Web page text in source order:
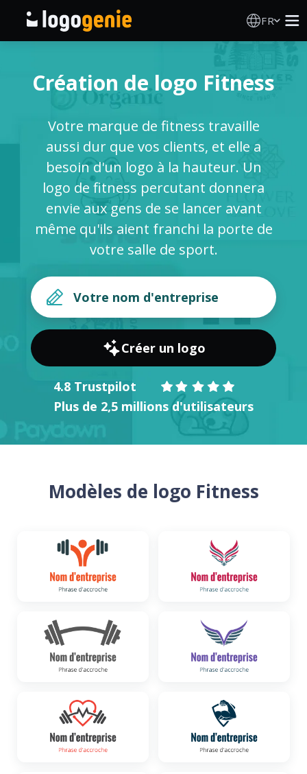
FR
Générateur de logo IA
Idées de logos
Produits imprimés
À propos
SE CONNECTER
Création de logo Fitness
Votre marque de fitness travaille
aussi dur que vos clients, et elle a
besoin d'un logo à la hauteur. Un
logo de fitness percutant donnera
envie aux gens de se lancer avant
même qu'ils aient franchi la porte de
votre salle de sport.
Créer un logo
4.8 Trustpilot
Plus de 2,5 millions d'utilisateurs
Modèles de logo Fitness